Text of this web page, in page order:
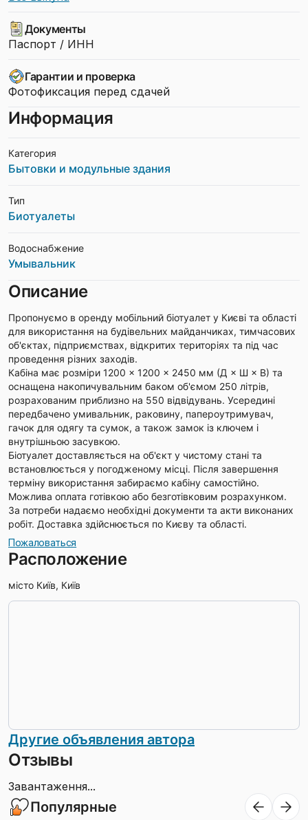
Документы
Паспорт / ИНН
Гарантии и проверка
Фотофиксация перед сдачей
Информация
Категория
Бытовки и модульные здания
Тип
Биотуалеты
Водоснабжение
Умывальник
Описание
Пропонуємо в оренду мобільний біотуалет у Києві та області
для використання на будівельних майданчиках, тимчасових
об'єктах, підприємствах, відкритих територіях та під час
проведення різних заходів.
Кабіна має розміри 1200 × 1200 × 2450 мм (Д × Ш × В) та
оснащена накопичувальним баком об'ємом 250 літрів,
розрахованим приблизно на 550 відвідувань. Усередині
передбачено умивальник, раковину, папероутримувач,
гачок для одягу та сумок, а також замок із ключем і
внутрішньою засувкою.
Біотуалет доставляється на об'єкт у чистому стані та
встановлюється у погодженому місці. Після завершення
терміну використання забираємо кабіну самостійно.
Можлива оплата готівкою або безготівковим розрахунком.
За потреби надаємо необхідні документи та акти виконаних
робіт. Доставка здійснюється по Києву та області.
Пожаловаться
Расположение
місто Київ, Київ
Другие объявления автора
Отзывы
Завантаження...
Популярные